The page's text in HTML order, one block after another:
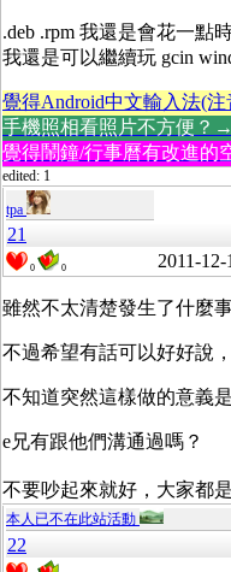
.deb .rpm 我還是會花一點
我還是可以繼續玩 gcin
覺得Android中文輸入法(
手機照相看照片不方便？→
覺得鬧鐘/行事曆有改進
edited: 1
tpa
21
0 0 2011-12-
雖然不太清楚發生了什麼事
不過希望有話可以好好說，
不知道突然這樣做的意義
e兄有跟他們溝通過嗎？
不要吵起來就好，大家都
本人已不在此站活動
22